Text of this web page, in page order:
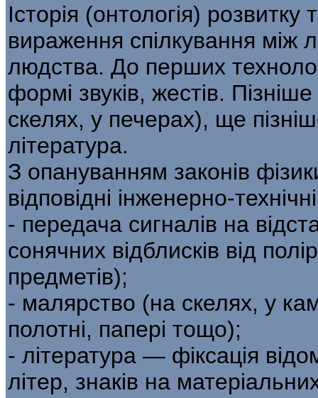
Історія (онтологія) розвитку
вираження спілкування між
людства. До перших
формі звуків, жестів.
скелях, у печерах), ще
література.
З опануванням законів
відповідні інженерно-
- передача сигналів на
сонячних відблисків від
предметів);
- малярство (на скелях, у
полотні, папері тощо);
- література — фіксація
літер, знаків на